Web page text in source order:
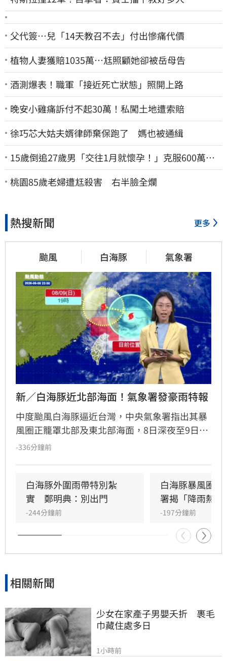
父代簽…兒「14天教召不去」付出慘痛代價
植物人妻獲賠1035萬…尪照顧她卻被岳母告
酒測爆表！職軍「接近死亡狀態」照開上路
晚安小雞痛訴付不起30萬！私闖土地遭索賠
徐巧芯大姑夫婿律師棄保跑了 媽也被通緝
15歲倒追27歲男「交往1月就懷孕！」克服600萬債
務 36歲美魔女當阿嬤了
桃園85歲老婦遭尪殺害 右半臉全爛
熱搜新聞 更多
颱風 白海豚 氣象署
新／白海豚近北部海面！氣象署發豪雨特報
中度颱風白海豚逼近台灣，中央氣象署指出其暴
風圈正籠罩北部及東北部海面，8日深夜至9日白
天是影響最劇烈時刻。受外圍環流影響，中北部
極端高溫。沿海地區風浪強勁，基隆北海岸掀起
6米巨浪，適逢年度大潮，低窪地區務必慎防積
淹水。預計颱風將於9日晚間登陸中國後減弱，
北部降雨有望在10日清晨趨緩，提醒民眾父親節
連假期間避免前往山區及海邊活動，並隨時留意
氣象署最新發布的豪雨特報與防颱資訊，確保生
-336分鐘前
白海豚外圍雨帶特別紮
實　鄭明典：別出門
-244分鐘前
白海豚暴風圈
署揭「降雨熱區
-197分鐘前
相關新聞
少女在家產子男嬰夭折　裹毛
巾藏住處多日
1小時前